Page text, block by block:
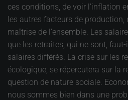
ces conditions, de voir l’inflation
les autres facteurs de production,
maîtrise de l’ensemble. Les
que les retraites, qui ne sont,
salaires différés. La crise sur les
écologique, se répercutera sur la
question de nature sociale.
nous sommes bien dans une